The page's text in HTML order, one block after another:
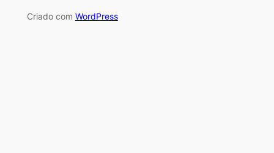
Criado com WordPress